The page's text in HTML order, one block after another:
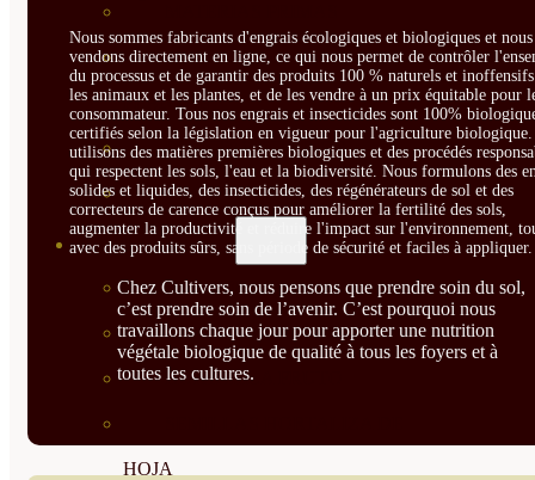
PROTECCIÓN CULTIVOS Y
PLANTAS
PLANTAS INTERIOR
GROWPUNCH
SEMILLAS
VER TODAS
BIODINÁMICAS DEMETER
HORTALIZA FRUTO
HOJA
Nous sommes fabricants d'engrais écologiques et biologiques et nous
vendons directement en ligne, ce qui nous permet de contrôler
du processus et de garantir des produits 100 % naturels et
les animaux et les plantes, et de les vendre à un prix équitable pour
consommateur. Tous nos engrais et insecticides sont 100%
certifiés selon la législation en vigueur pour l'agriculture biologique.
utilisons des matières premières biologiques et des procédés
qui respectent les sols, l'eau et la biodiversité. Nous formulons des
solides et liquides, des insecticides, des régénérateurs de sol et des
correcteurs de carence conçus pour améliorer la fertilité des sols,
augmenter la productivité et réduire l'impact sur l'environnement,
avec des produits sûrs, sans période de sécurité et faciles à appliquer.
Chez Cultivers, nous pensons que prendre soin du sol,
c’est prendre soin de l’avenir. C’est pourquoi nous
travaillons chaque jour pour apporter une nutrition
végétale biologique de qualité à tous les foyers et à
toutes les cultures.